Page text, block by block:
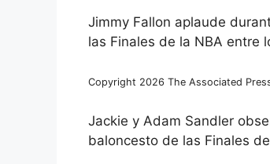
Jimmy Fallon aplaude
las Finales de la NBA entre
Copyright 2026 The Associated
Jackie y Adam Sandler
baloncesto de las Finales